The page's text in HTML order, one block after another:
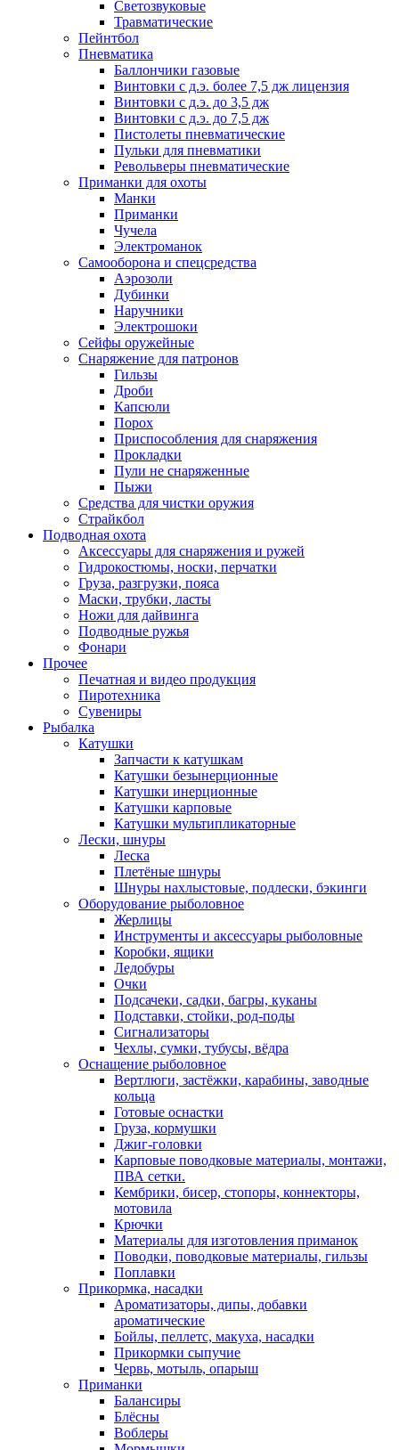
Светозвуковые
Травматические
Пейнтбол
Пневматика
Баллончики газовые
Винтовки с д.э. более 7,5 дж лицензия
Винтовки с д.э. до 3,5 дж
Винтовки с д.э. до 7,5 дж
Пистолеты пневматические
Пульки для пневматики
Револьверы пневматические
Приманки для охоты
Манки
Приманки
Чучела
Электроманок
Самооборона и спецсредства
Аэрозоли
Дубинки
Наручники
Электрошоки
Сейфы оружейные
Снаряжение для патронов
Гильзы
Дроби
Капсюли
Порох
Приспособления для снаряжения
Прокладки
Пули не снаряженные
Пыжи
Средства для чистки оружия
Страйкбол
Подводная охота
Аксессуары для снаряжения и ружей
Гидрокостюмы, носки, перчатки
Груза, разгрузки, пояса
Маски, трубки, ласты
Ножи для дайвинга
Подводные ружья
Фонари
Прочее
Печатная и видео продукция
Пиротехника
Сувениры
Рыбалка
Катушки
Запчасти к катушкам
Катушки безынерционные
Катушки инерционные
Катушки карповые
Катушки мультипликаторные
Лески, шнуры
Леска
Плетёные шнуры
Шнуры нахлыстовые, подлески, бэкинги
Оборудование рыболовное
Жерлицы
Инструменты и аксессуары рыболовные
Коробки, ящики
Ледобуры
Очки
Подсачеки, садки, багры, куканы
Подставки, стойки, род-поды
Сигнализаторы
Чехлы, сумки, тубусы, вёдра
Оснащение рыболовное
Вертлюги, застёжки, карабины, заводные
кольца
Готовые оснастки
Груза, кормушки
Джиг-головки
Карповые поводковые материалы, монтажи,
ПВА сетки.
Кембрики, бисер, стопоры, коннекторы,
мотовила
Крючки
Материалы для изготовления приманок
Поводки, поводковые материалы, гильзы
Поплавки
Прикормка, насадки
Ароматизаторы, дипы, добавки
ароматические
Бойлы, пеллетс, макуха, насадки
Прикормки сыпучие
Червь, мотыль, опарыш
Приманки
Балансиры
Блёсны
Воблеры